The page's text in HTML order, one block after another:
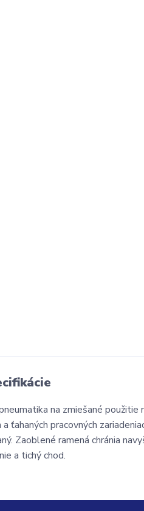
na zmiešané použitie
ťahaných pracovných
Zaoblené ramená chránia
a tichý chod.